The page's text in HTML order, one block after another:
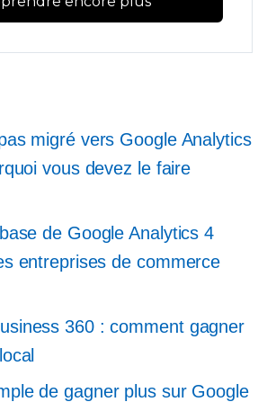
migré vers Google Analytics
vous devez le faire
de Google Analytics 4
entreprises de commerce
360 : comment gagner
de gagner plus sur Google